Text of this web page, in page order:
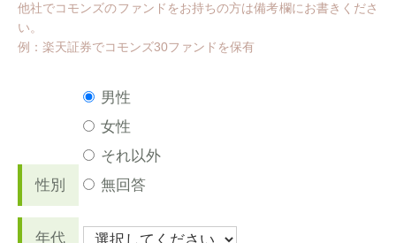
他社でコモンズのファンドをお持ちの方は備考欄にお書きくださ
い。
例：楽天証券でコモンズ30ファンドを保有
性別
男性
女性
それ以外
無回答
年代